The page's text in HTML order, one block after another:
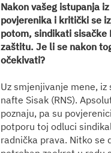
Nakon vašeg istupanja
povjerenika i kritički se
potom, sindikati sisačke
zaštitu. Je li se nakon
očekivati?
Uz smjenjivanje mene,
nafte Sisak (RNS).
poznaju, pa su
potporu toj odluci
radnička prava. Nitko se